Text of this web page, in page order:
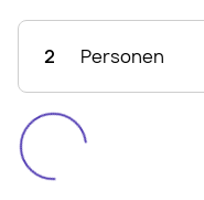
2 Personen